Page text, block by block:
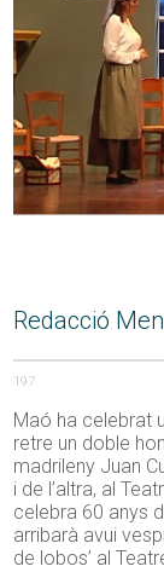
Redacció
197
Maó ha celebrat
retre un doble
madrileny Juan
i de l’altra, al
celebra 60 anys
arribarà avui
de lobos’ al